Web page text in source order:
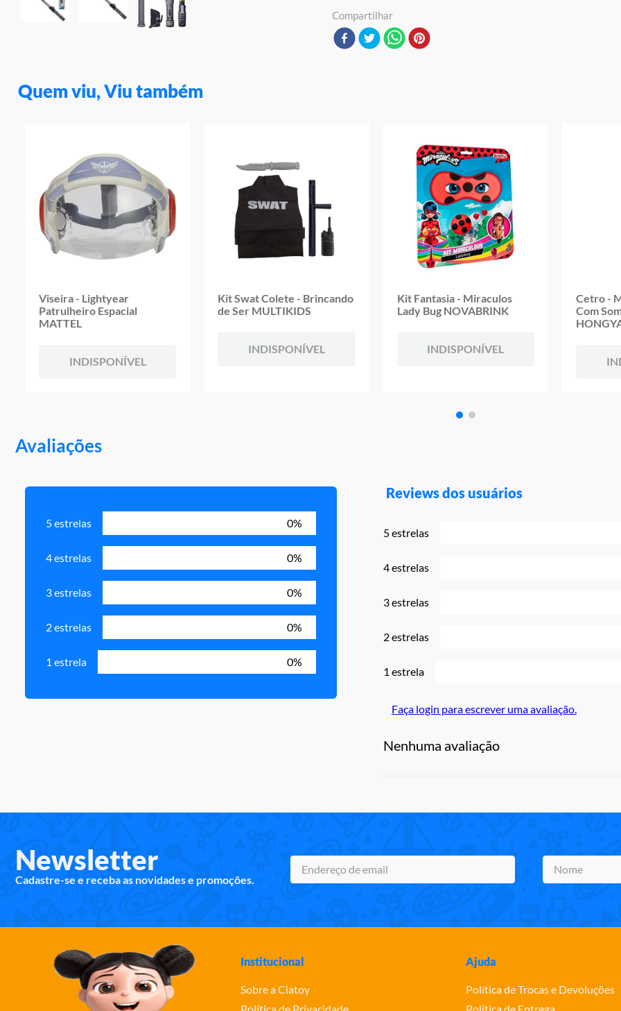
Características:
Conteúdo da Embalagem: 1 Sabre de Luz
Material/Composição: Plástico e Componentes Eletrônicos
Imagens meramente ilustrativas
3 Meses Contra Defeitos De Fabricação
Compartilhar
Quem viu, Viu também
Viseira - Lightyear
Patrulheiro Espacial
MATTEL
INDISPONÍVEL
Kit Swat Colete - Brincando
de Ser MULTIKIDS
INDISPONÍVEL
Kit Fantasia - Miraculos
Lady Bug NOVABRINK
INDISPONÍVEL
Cetro -
Com
Avaliações
5 estrelas 0%
4 estrelas 0%
3 estrelas 0%
2 estrelas 0%
1 estrela 0%
Reviews dos usuários
5 estrelas
4 estrelas
3 estrelas
2 estrelas
1 estrela
Faça login para escrever uma avaliação.
Nenhuma avaliação
Newsletter
Cadastre-se e receba as novidades e promoções.
Institucional
Sobre a Ciatoy
Política de Privacidade
Ajuda
Política de Trocas e Devoluções
Política de Entrega